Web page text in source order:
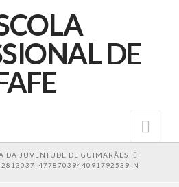
DA JUVENTUDE DE GUIMARÃES